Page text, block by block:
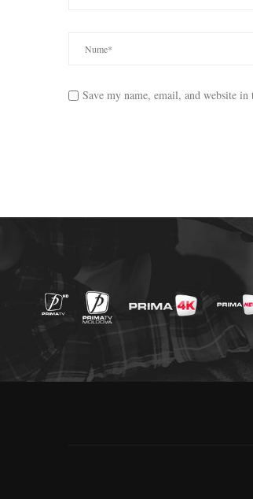
Save my name, email, and website